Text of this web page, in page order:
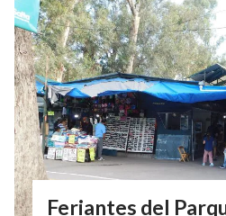
Feriantes del